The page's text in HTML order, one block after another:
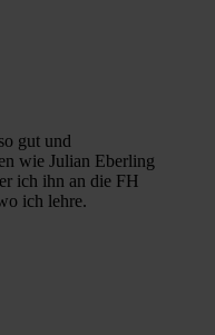
gut und
wie Julian Eberling
ich ihn an die FH
ich lehre.